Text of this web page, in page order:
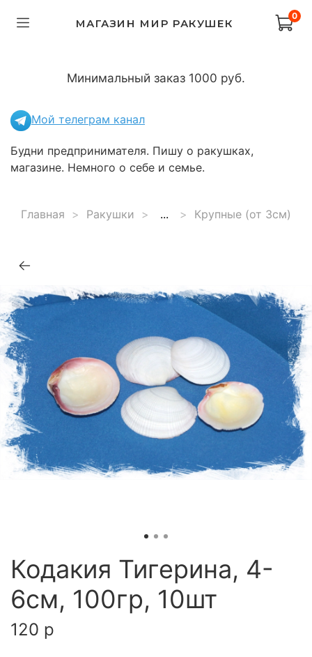
МАГАЗИН МИР РАКУШЕК
0
Минимальный заказ 1000 руб.
Мой телеграм канал
Будни предпринимателя. Пишу о ракушках,
магазине. Немного о себе и семье.
Главная Ракушки ... Крупные (от 3см)
Кодакия Тигерина, 4-
6см, 100гр, 10шт
120 р